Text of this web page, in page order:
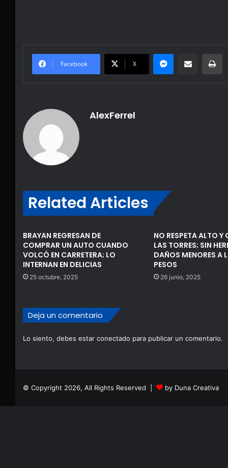
Facebook X
Messenger
Share via Email
AlexFerrel
Related Articles
BRAYAN REGRESAN DE
COMPRAR UN AUTO CUANDO
VOLCÓ EN CARRETERA; LO
INTERNAN EN DELICIAS
25 octubre, 2025
NO RESPETA ALTO Y
LAS TORRES; SIN
DAÑOS MENORES A
PESOS
26 junio, 2025
Deja un comentario
Lo siento, debes estar conectado para publicar un comentario.
© Copyright 2026, All Rights Reserved | by Duna Creativa